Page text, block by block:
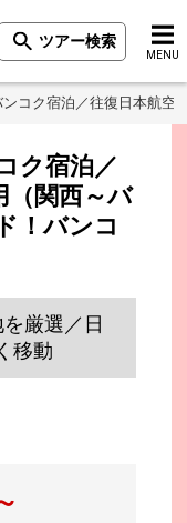
ツアー検索
MENU
ンコク宿泊／往復日本航
ク宿泊／
（関西～バ
！バンコ
厳選／日
移動